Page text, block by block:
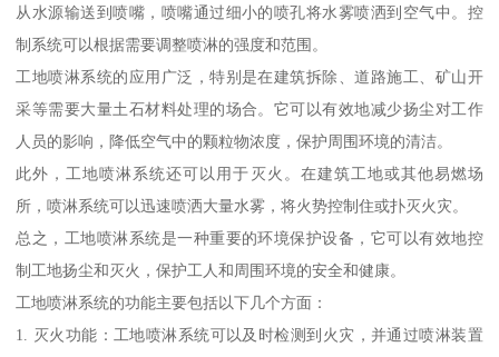
从水源输送到喷嘴，喷嘴通过细小的喷孔将水雾喷洒到空气中。控
制系统可以根据需要调整喷淋的强度和范围。
工地喷淋系统的应用广泛，特别是在建筑拆除、道路施工、矿山开
采等需要大量土石材料处理的场合。它可以有效地减少扬尘对工作
人员的影响，降低空气中的颗粒物浓度，保护周围环境的清洁。
此外，工地喷淋系统还可以用于灭火。在建筑工地或其他易燃场
所，喷淋系统可以迅速喷洒大量水雾，将火势控制住或扑灭火灾。
总之，工地喷淋系统是一种重要的环境保护设备，它可以有效地控
制工地扬尘和灭火，保护工人和周围环境的安全和健康。
工地喷淋系统的功能主要包括以下几个方面：
1. 灭火功能：工地喷淋系统可以及时检测到火灾，并通过喷淋装置